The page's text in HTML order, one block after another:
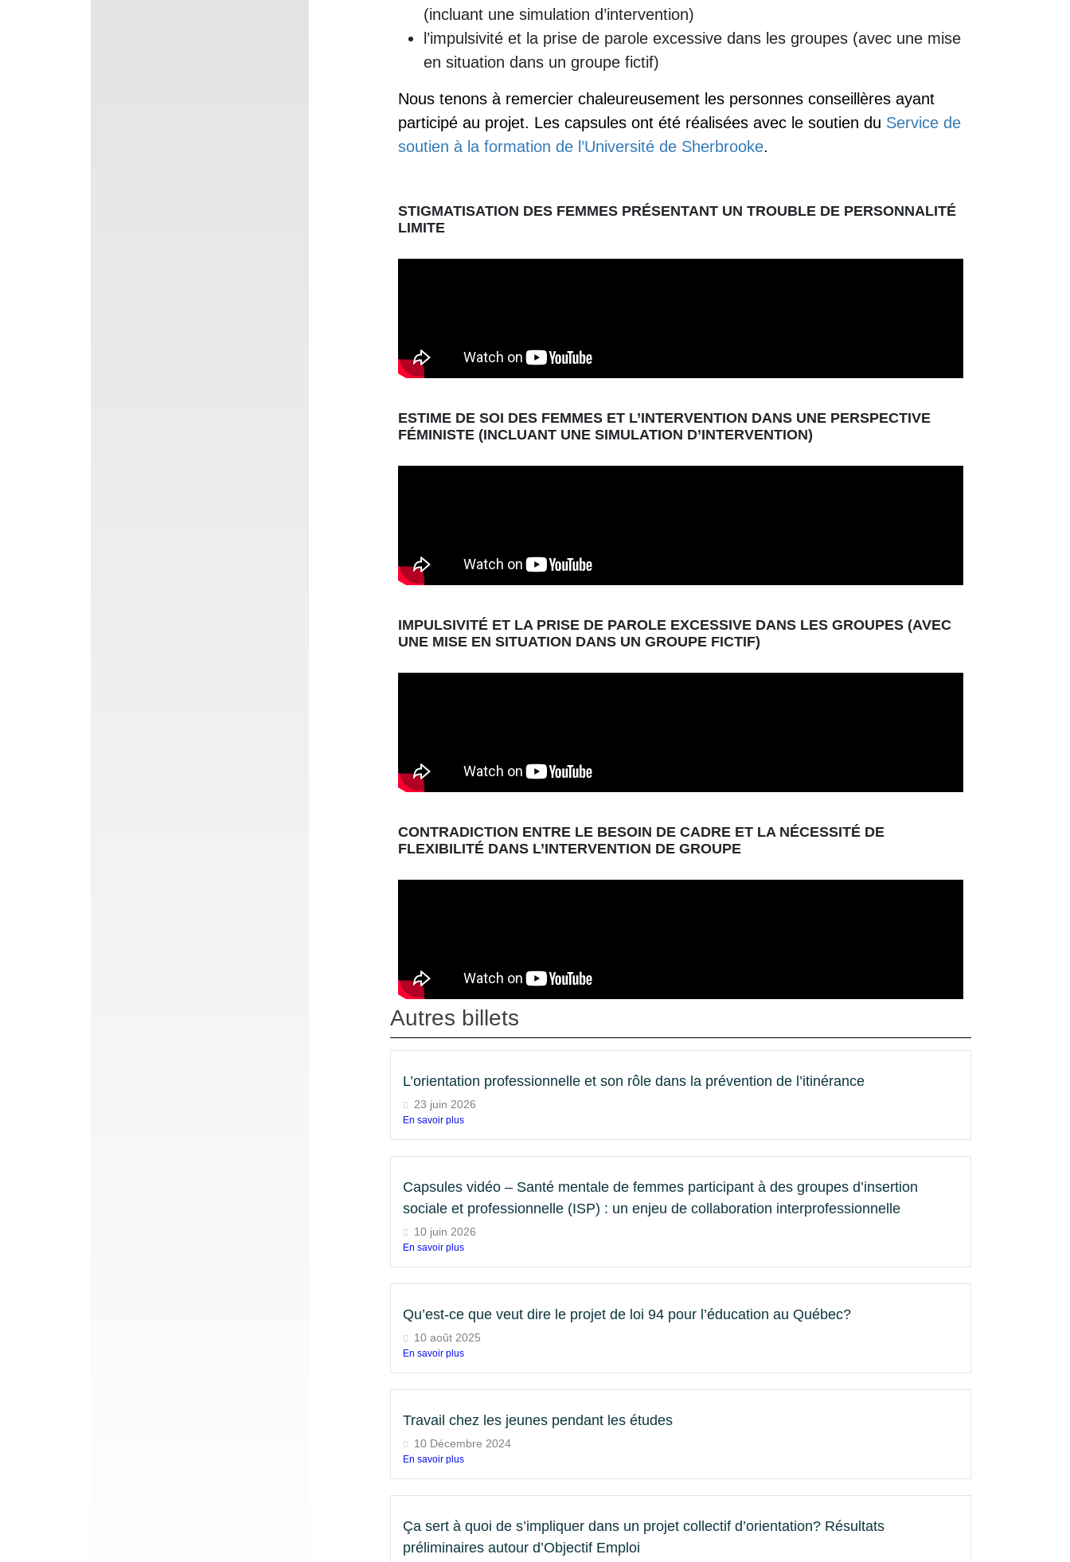
(incluant une simulation d’intervention)
l’impulsivité et la prise de parole excessive dans les groupes (avec une mise
en situation dans un groupe fictif)
Nous tenons à remercier chaleureusement les personnes conseillères ayant
participé au projet. Les capsules ont été réalisées avec le soutien du Service de
soutien à la formation de l’Université de Sherbrooke.
STIGMATISATION DES FEMMES PRÉSENTANT UN TROUBLE DE PERSONNALITÉ
LIMITE
ESTIME DE SOI DES FEMMES ET L’INTERVENTION DANS UNE PERSPECTIVE
FÉMINISTE (INCLUANT UNE SIMULATION D’INTERVENTION)
IMPULSIVITÉ ET LA PRISE DE PAROLE EXCESSIVE DANS LES GROUPES (AVEC
UNE MISE EN SITUATION DANS UN GROUPE FICTIF)
CONTRADICTION ENTRE LE BESOIN DE CADRE ET LA NÉCESSITÉ DE
FLEXIBILITÉ DANS L’INTERVENTION DE GROUPE
Autres billets
L’orientation professionnelle et son rôle dans la prévention de l’itinérance
23 juin 2026
En savoir plus
Capsules vidéo – Santé mentale de femmes participant à des groupes d’insertion
sociale et professionnelle (ISP) : un enjeu de collaboration interprofessionnelle
10 juin 2026
En savoir plus
Qu’est-ce que veut dire le projet de loi 94 pour l’éducation au Québec?
10 août 2025
En savoir plus
Travail chez les jeunes pendant les études
10 Décembre 2024
En savoir plus
Ça sert à quoi de s’impliquer dans un projet collectif d’orientation? Résultats
préliminaires autour d’Objectif Emploi